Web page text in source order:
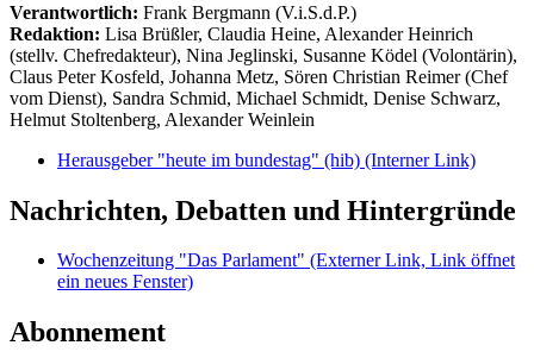
Verantwortlich: Frank Bergmann (V.i.S.d.P.)
Redaktion: Lisa Brüßler, Claudia Heine, Alexander Heinrich
(stellv. Chefredakteur), Nina Jeglinski, Susanne Ködel (Volontärin),
Claus Peter Kosfeld, Johanna Metz, Sören Christian Reimer (Chef
vom Dienst), Sandra Schmid, Michael Schmidt, Denise Schwarz,
Helmut Stoltenberg, Alexander Weinlein
Herausgeber "heute im bundestag" (hib) (Interner Link)
Nachrichten, Debatten und Hintergründe
Wochenzeitung "Das Parlament" (Externer Link, Link öffnet
ein neues Fenster)
Abonnement